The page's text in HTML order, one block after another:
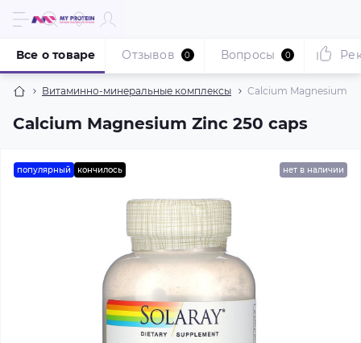
Витаминно-минеральные комплексы Calcium Magnesium
Calcium Magnesium Zinc 250 caps
Все о товаре Отзывов 0 Вопросы 0
популярный кончилось нет в наличии